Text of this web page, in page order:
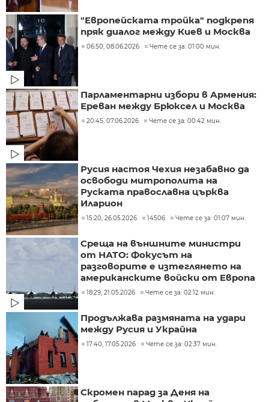
"Европейската тройка" подкрепя
пряк диалог между Киев и Москва
06:50, 08.06.2026 Чете се за: 01:00 мин.
Парламентарни избори в Армения:
Ереван между Брюксел и Москва
20:45, 07.06.2026 Чете се за: 00:42 мин.
Русия настоя Чехия незабавно да
освободи митрополита на
Руската православна църква
Иларион
15:20, 26.05.2026 14506 Чете се за: 01:07 мин.
Среща на външните министри
от НАТО: Фокусът на
разговорите е изтеглянето на
американските войски от Европа
18:29, 21.05.2026 Чете се за: 02:12 мин.
Продължава размяната на удари
между Русия и Украйна
17:40, 17.05.2026 Чете се за: 02:37 мин.
Скромен парад за Деня на